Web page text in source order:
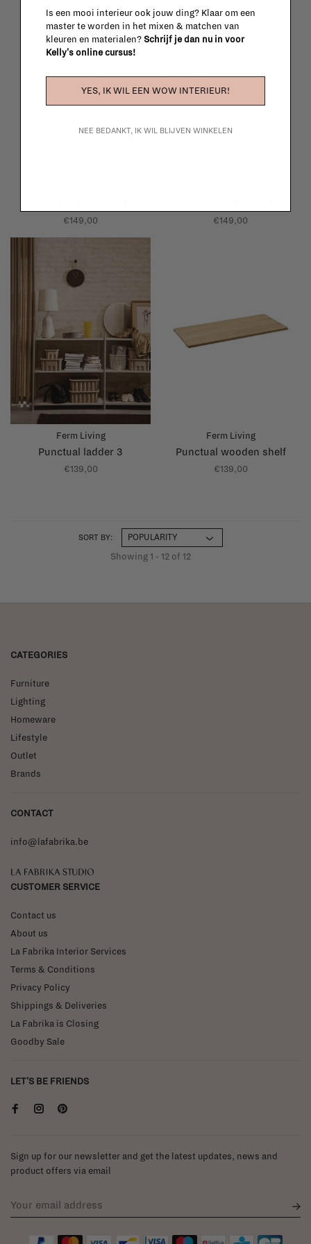
€149,00 €149,00
Ferm Living
Punctual ladder 3
€139,00
Ferm Living
Punctual wooden shelf
€139,00
SORT BY:
Showing 1 - 12 of 12
CATEGORIES
Furniture
Lighting
Homeware
Lifestyle
Outlet
Brands
CONTACT
info@lafabrika.be
La Fabrika Studio
CUSTOMER SERVICE
Contact us
About us
La Fabrika Interior Services
Terms & Conditions
Privacy Policy
Shippings & Deliveries
La Fabrika is Closing
Goodby Sale
LET'S BE FRIENDS
Sign up for our newsletter and get the latest updates, news and
product offers via email
Is een mooi interieur ook jouw ding? Klaar om een
master te worden in het mixen & matchen van
kleuren en materialen? Schrijf je dan nu in voor
Kelly's online cursus!
YES, IK WIL EEN WOW INTERIEUR!
NEE BEDANKT, IK WIL BLIJVEN WINKELEN